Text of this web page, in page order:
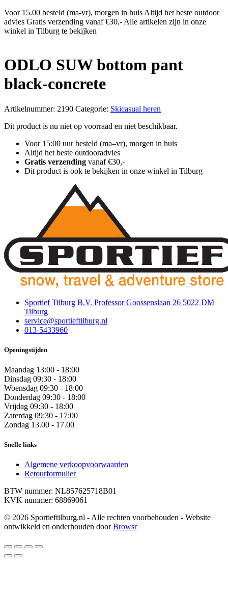
Voor 15.00 besteld (ma-vr), morgen in huis Altijd het beste outdoor
advies Gratis verzending vanaf €30,- Alle artikelen zijn in onze
winkel in Tilburg te bekijken
ODLO SUW bottom pant
black-concrete
Artikelnummer: 2190 Categorie: Skicasual heren
Dit product is nu niet op voorraad en niet beschikbaar.
Voor 15:00 uur besteld (ma–vr), morgen in huis
Altijd het beste outdooradvies
Gratis verzending vanaf €30,-
Dit product is ook te bekijken in onze winkel in Tilburg
Sportief Tilburg B.V. Professor Goossenslaan 26 5022 DM
Tilburg
service@sportieftilburg.nl
013-5433960
Openingstijden
Maandag 13:00 - 18:00
Dinsdag 09:30 - 18:00
Woensdag 09:30 - 18:00
Donderdag 09:30 - 18:00
Vrijdag 09:30 - 18:00
Zaterdag 09:30 - 17:00
Zondag 13.00 - 17.00
Snelle links
Algemene verkoopvoorwaarden
Retourformulier
BTW nummer: NL857625718B01
KVK nummer: 68869061
© 2026 Sportieftilburg.nl - Alle rechten voorbehouden - Website
ontwikkeld en onderhouden doorBrowsr